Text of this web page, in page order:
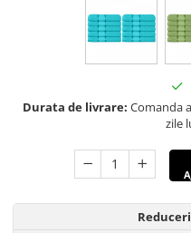
Durata de livrare: Comanda
zile